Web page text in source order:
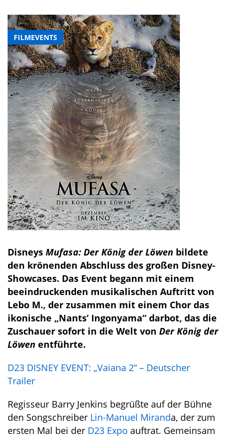
FILMEVENTS
Disneys Mufasa: Der König der Löwen bildete
den krönenden Abschluss des großen Disney-
Showcases. Das Event begann mit einem
beeindruckenden musikalischen Auftritt von
Lebo M., der zusammen mit einem Chor das
ikonische „Nants‘ Ingonyama“ darbot, das die
Zuschauer sofort in die Welt von Der König der
Löwen entführte.
D23 DISNEY EVENT: „Vaiana 2“ – Deutscher
Trailer
Regisseur Barry Jenkins begrüßte auf der Bühne
den Songschreiber Lin-Manuel Miranda, der zum
ersten Mal bei der D23 Expo auftrat. Gemeinsam